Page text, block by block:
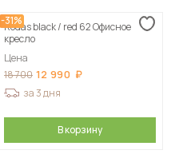
-31%
Rodas black / red 62 Офисное
кресло
Цена
18 700 12 990
за 3 дня
В корзину